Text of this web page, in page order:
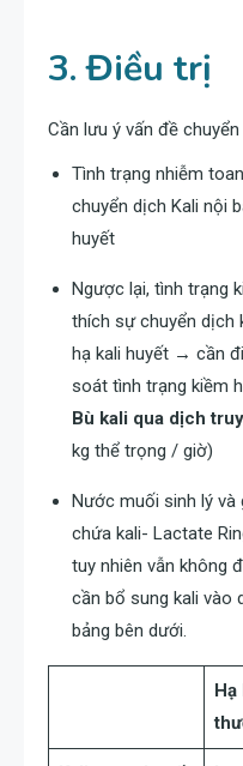
3. Điều trị
Cần lưu ý vấn đề
Tình trạng nhiễm
chuyển dịch Kali nội
huyết
Ngược lại, tình trạng
thích sự chuyển dịch
hạ kali huyết → cần
soát tình trạng kiềm
Bù kali qua dịch
kg thể trọng / giờ)
Nước muối sinh lý và
chứa kali- Lactate
tuy nhiên vẫn không
cần bổ sung kali vào
bảng bên dưới.
Hạ